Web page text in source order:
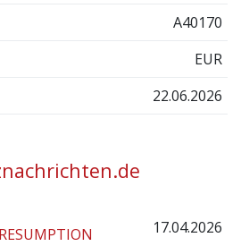
A40170
EUR
22.06.2026
17.04.2026